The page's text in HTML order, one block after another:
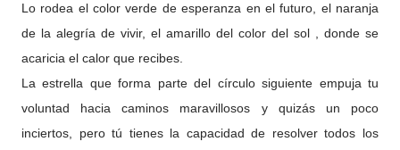
Lo rodea el color verde de esperanza en el futuro, el naranja
de la alegría de vivir, el amarillo del color del sol , donde se
acaricia el calor que recibes.
La estrella que forma parte del círculo siguiente empuja tu
voluntad hacia caminos maravillosos y quizás un poco
inciertos, pero tú tienes la capacidad de resolver todos los